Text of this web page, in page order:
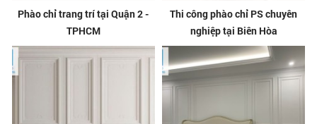
Phào chỉ trang trí tại Quận 2 -
TPHCM
Thi công phào chỉ PS chuyên
nghiệp tại Biên Hòa